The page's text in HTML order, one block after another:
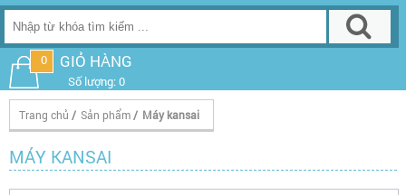
0 GIỎ HÀNG
Số lượng: 0
Trang chủ / Sản phẩm / Máy kansai
MÁY KANSAI